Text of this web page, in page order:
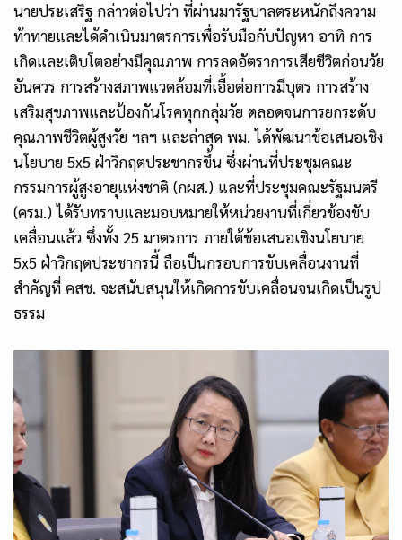
นายประเสริฐ กล่าวต่อไปว่า ที่ผ่านมารัฐบาลตระหนักถึงความ
ท้าทายและได้ดำเนินมาตรการเพื่อรับมือกับปัญหา อาทิ การ
เกิดและเติบโตอย่างมีคุณภาพ การลดอัตราการเสียชีวิตก่อนวัย
อันควร การสร้างสภาพแวดล้อมที่เอื้อต่อการมีบุตร การสร้าง
เสริมสุขภาพและป้องกันโรคทุกกลุ่มวัย ตลอดจนการยกระดับ
คุณภาพชีวิตผู้สูงวัย ฯลฯ และล่าสุด พม. ได้พัฒนาข้อเสนอเชิง
นโยบาย 5x5 ฝ่าวิกฤตประชากรขึ้น ซึ่งผ่านที่ประชุมคณะ
กรรมการผู้สูงอายุแห่งชาติ (กผส.) และที่ประชุมคณะรัฐมนตรี
(ครม.) ได้รับทราบและมอบหมายให้หน่วยงานที่เกี่ยวข้องขับ
เคลื่อนแล้ว ซึ่งทั้ง 25 มาตรการ ภายใต้ข้อเสนอเชิงนโยบาย
5x5 ฝ่าวิกฤตประชากรนี้ ถือเป็นกรอบการขับเคลื่อนงานที่
สำคัญที่ คสช. จะสนับสนุนให้เกิดการขับเคลื่อนจนเกิดเป็นรูป
ธรรม